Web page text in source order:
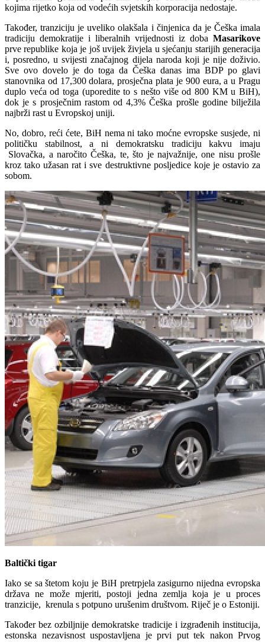
kojima rijetko koja od vodećih svjetskih korporacija nedostaje.
Također, tranziciju je uveliko olakšala i činjenica da je Češka imala
tradiciju demokratije i liberalnih vrijednosti iz doba Masarikove
prve republike koja je još uvijek živjela u sjećanju starijih generacija
i, posredno, u svijesti značajnog dijela naroda koji je nije doživio.
Sve ovo dovelo je do toga da Češka danas ima BDP po glavi
stanovnika od 17,300 dolara, prosječna plata je 900 eura, a u Pragu
duplo veća od toga (uporedite to s nešto više od 800 KM u BiH),
dok je s prosječnim rastom od 4,3% Češka prošle godine bilježila
najbrži rast u Evropskoj uniji.
No, dobro, reći ćete, BiH nema ni tako moćne evropske susjede, ni
političku stabilnost, a ni demokratsku tradiciju kakvu imaju
Slovačka, a naročito Češka, te, što je najvažnije, one nisu prošle
kroz tako užasan rat i sve destruktivne posljedice koje je ostavio za
sobom.
Baltički tigar
Iako se sa štetom koju je BiH pretrpjela zasigurno nijedna evropska
država ne može mjeriti, postoji jedna zemlja koja je u proces
tranzicije, krenula s potpuno urušenim društvom. Riječ je o Estoniji.
Također bez ozbiljnije demokratske tradicije i izgrađenih institucija,
estonska nezavisnost uspostavljena je prvi put tek nakon Prvog